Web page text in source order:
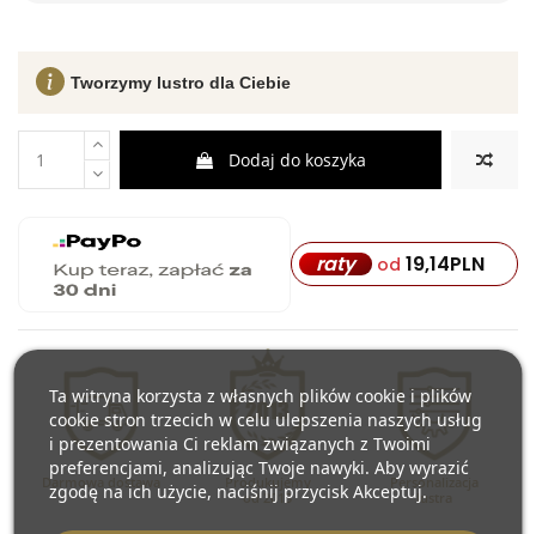
Dodaj do koszyka
Tworzymy lustro dla Ciebie
raty od 19,14PLN
Darmowa dostawa
Produkujemy
od 2013
Personalizacja
lustra
Ta witryna korzysta z własnych plików cookie i plików
cookie stron trzecich w celu ulepszenia naszych usług
i prezentowania Ci reklam związanych z Twoimi
preferencjami, analizując Twoje nawyki. Aby wyrazić
zgodę na ich użycie, naciśnij przycisk Akceptuj.